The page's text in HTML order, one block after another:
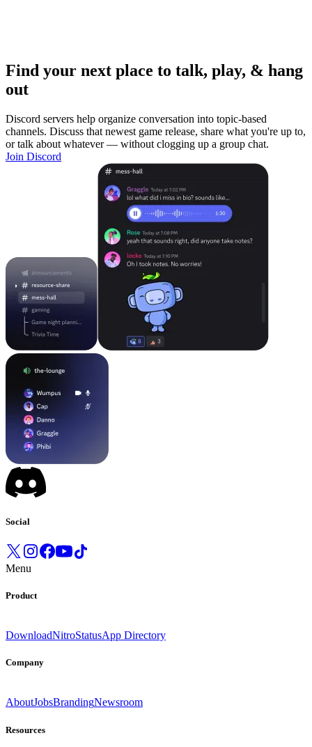
Find your next place to talk, play, & hang
out
Discord servers help organize conversation into topic-based
channels. Discuss that newest game release, share what you're up to,
or talk about whatever — without clogging up a group chat.
Join Discord
Social
Menu
Product
DownloadNitroStatusApp Directory
Company
AboutJobsBrandingNewsroom
Resources